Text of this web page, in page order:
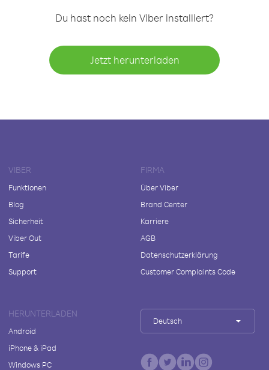
Du hast noch kein Viber installiert?
Jetzt herunterladen
VIBER
Funktionen
Blog
Sicherheit
Viber Out
Tarife
Support
FIRMA
Über Viber
Brand Center
Karriere
AGB
Datenschutzerklärung
Customer Complaints Code
HERUNTERLADEN
Android
iPhone & iPad
Windows PC
Deutsch